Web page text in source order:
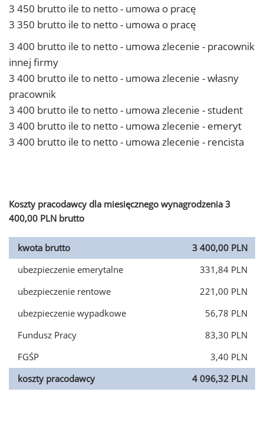
3 450 brutto ile to netto - umowa o pracę
3 350 brutto ile to netto - umowa o pracę
3 400 brutto ile to netto - umowa zlecenie - pracownik
innej firmy
3 400 brutto ile to netto - umowa zlecenie - własny
pracownik
3 400 brutto ile to netto - umowa zlecenie - student
3 400 brutto ile to netto - umowa zlecenie - emeryt
3 400 brutto ile to netto - umowa zlecenie - rencista
Koszty pracodawcy dla miesięcznego wynagrodzenia 3
400,00 PLN brutto
kwota brutto
3 400,00 PLN
ubezpieczenie emerytalne
331,84 PLN
ubezpieczenie rentowe
221,00 PLN
ubezpieczenie wypadkowe
56,78 PLN
Fundusz Pracy
83,30 PLN
FGŚP
3,40 PLN
koszty pracodawcy
4 096,32 PLN